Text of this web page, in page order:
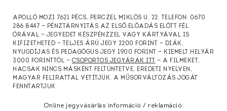
APOLLÓ MOZI 7621 PÉCS, PERCZEL MIKLÓS U. 22. TELEFON: 0670
286 8447 — PÉNZTÁRNYITÁS AZ ELSŐ ELŐADÁS ELŐTT FÉL
ÓRÁVAL — JEGYEDET KÉSZPÉNZZEL VAGY KÁRTYÁVAL IS
KIFIZETHETED — TELJES ÁRÚ JEGY 2200 FORINT — DIÁK,
NYUGDÍJAS ÉS PEDAGÓGUS JEGY 1900 FORINT — KIEMELT HELYÁR
3000 FORINTTÓL — CSOPORTOS JEGYÁRAK ITT
— A FILMEKET,
HACSAK NINCS MÁSKÉNT FELTÜNTETVE, EREDETI NYELVEN,
MAGYAR FELIRATTAL VETÍTJÜK. A MŰSORVÁLTOZÁS JOGÁT
FENNTARTJUK.
Online jegyvásárlás információ / reklamáció: